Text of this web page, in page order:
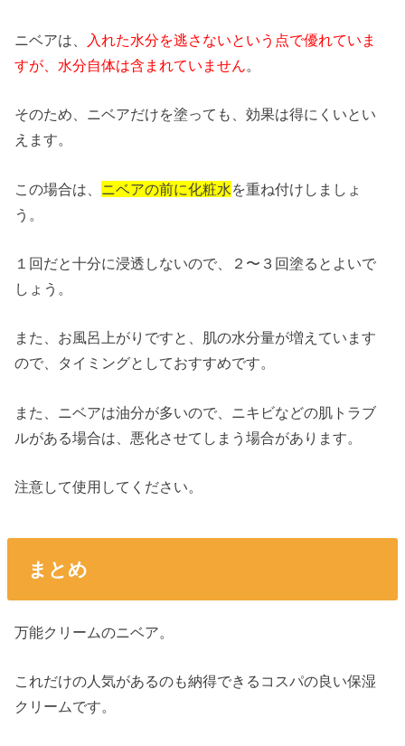
ニベアは、
入れた水分を逃さないという点で優れていま
すが、水分自体は含まれていません。
そのため、ニベアだけを塗っても、効果は得にくいとい
えます。
この場合は、 ニベアの前に化粧水 を重ね付けしましょ
う。
１回だと十分に浸透しないので、２〜３回塗るとよいで
しょう。
また、お風呂上がりですと、肌の水分量が増えています
ので、タイミングとしておすすめです。
また、ニベアは油分が多いので、ニキビなどの肌トラブ
ルがある場合は、悪化させてしまう場合があります。
注意して使用してください。
まとめ
万能クリームのニベア。
これだけの人気があるのも納得できるコスパの良い保湿
クリームです。